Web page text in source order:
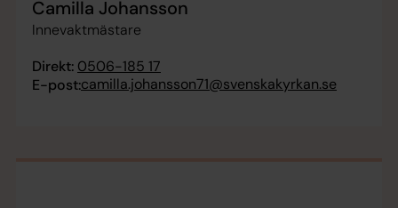
Camilla Johansson
Innevaktmästare
Direkt: 0506-185 17
E-post:camilla.johansson71@svenskakyrkan.se